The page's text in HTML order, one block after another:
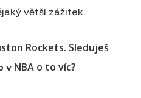
větší zážitek.
Rockets. Sleduješ
v NBA o to víc?